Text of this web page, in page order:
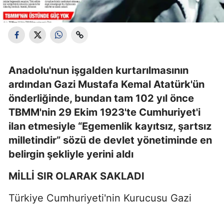
Anadolu'nun işgalden kurtarılmasının
ardından Gazi Mustafa Kemal Atatürk'ün
önderliğinde, bundan tam 102 yıl önce
TBMM'nin 29 Ekim 1923'te Cumhuriyet'i
ilan etmesiyle “Egemenlik kayıtsız, şartsız
milletindir” sözü de devlet yönetiminde en
belirgin şekliyle yerini aldı
MİLLİ SIR OLARAK SAKLADI
Türkiye Cumhuriyeti'nin Kurucusu Gazi